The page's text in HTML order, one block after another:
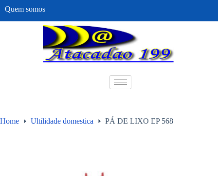
Quem somos
Home Ultilidade domestica PÁ DE LIXO EP 568